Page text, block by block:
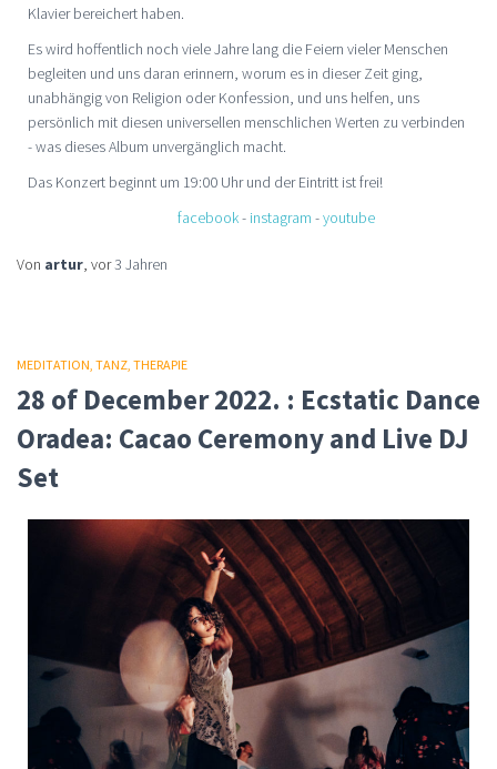
Klavier bereichert haben.
Es wird hoffentlich noch viele Jahre lang die Feiern vieler Menschen
begleiten und uns daran erinnern, worum es in dieser Zeit ging,
unabhängig von Religion oder Konfession, und uns helfen, uns
persönlich mit diesen universellen menschlichen Werten zu verbinden
- was dieses Album unvergänglich macht.
Das Konzert beginnt um 19:00 Uhr und der Eintritt ist frei!
facebook- instagram -youtube
Von artur , vor3 Jahren
MEDITATION TANZ THERAPIE
28 of December 2022. : Ecstatic Dance
Oradea: Cacao Ceremony and Live DJ
Set